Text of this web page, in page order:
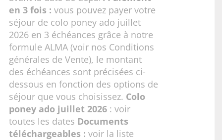
en 3 fois : vous pouvez payer votre
séjour de colo poney ado juillet
2026 en 3 échéances grâce à notre
formule ALMA (voir nos Conditions
générales de Vente), le montant
des échéances sont précisées ci-
dessous en fonction des options de
séjour que vous choisissez. Colo
poney ado juillet 2026 :voir
toutes les dates Documents
téléchargeables : voir la liste